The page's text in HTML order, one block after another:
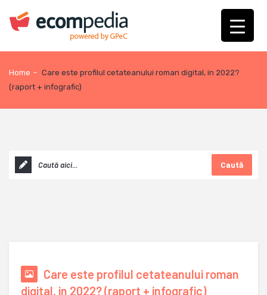
Home - Care este profilul cetateanului roman digital, in 2022?
(raport + infografic)
Caută
Care este profilul cetateanului roman
digital, in 2022? (raport + infografic)